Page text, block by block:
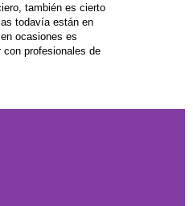
también es cierto
todavía están en
ocasiones es
profesionales de